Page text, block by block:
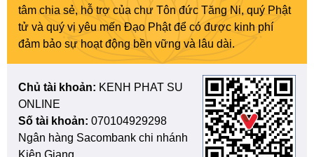
tâm chia sẻ, hỗ trợ của chư Tôn đức Tăng Ni, quý Phật
tử và quý vị yêu mến Đạo Phật để có được kinh phí
đảm bảo sự hoạt động bền vững và lâu dài.
Chủ tài khoản: KENH PHAT SU
ONLINE
Số tài khoản: 070104929298
Ngân hàng Sacombank chi nhánh